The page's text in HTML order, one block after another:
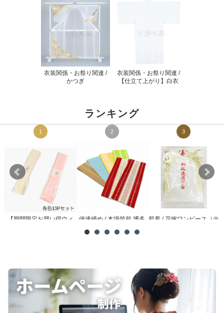
衣装関係・お祭り関連 /
かつぎ
衣装関係・お祭り関連 /
【仕立て上がり】白衣
ランキング
1
【期間限定お買い得ウィ
2
伊達締め / 本場筑前 博多
3
肌着 / 花嫁ワンピース（テ